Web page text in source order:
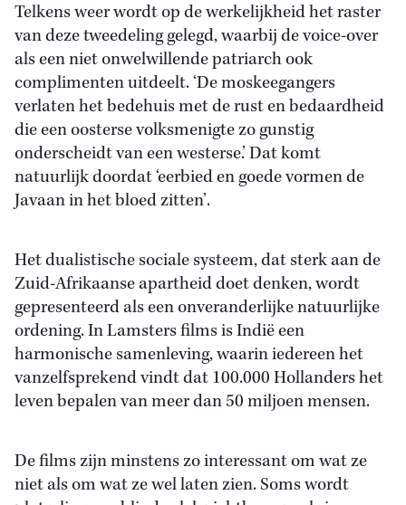
Telkens weer wordt op de werkelijkheid het raster
van deze tweedeling gelegd, waarbij de voice-over
als een niet onwelwillende patriarch ook
complimenten uitdeelt. ‘De moskeegangers
verlaten het bedehuis met de rust en bedaardheid
die een oosterse volksmenigte zo gunstig
onderscheidt van een westerse.’ Dat komt
natuurlijk doordat ‘eerbied en goede vormen de
Javaan in het bloed zitten’.
Het dualistische sociale systeem, dat sterk aan de
Zuid-Afrikaanse apartheid doet denken, wordt
gepresenteerd als een onveranderlijke natuurlijke
ordening. In Lamsters films is Indië een
harmonische samenleving, waarin iedereen het
vanzelfsprekend vindt dat 100.000 Hollanders het
leven bepalen van meer dan 50 miljoen mensen.
De films zijn minstens zo interessant om wat ze
niet als om wat ze wel laten zien. Soms wordt